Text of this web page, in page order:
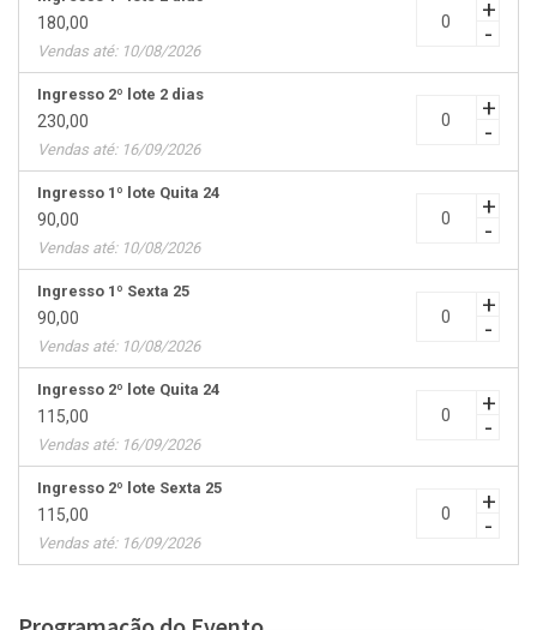
180,00
Vendas até: 10/08/2026
+
-
Ingresso 2º lote 2 dias
230,00
Vendas até: 16/09/2026
+
-
Ingresso 1º lote Quita 24
90,00
Vendas até: 10/08/2026
+
-
Ingresso 1º Sexta 25
90,00
Vendas até: 10/08/2026
+
-
Ingresso 2º lote Quita 24
115,00
Vendas até: 16/09/2026
+
-
Ingresso 2º lote Sexta 25
115,00
Vendas até: 16/09/2026
+
-